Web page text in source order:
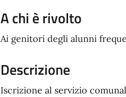
A chi è rivolto
Ai genitori degli alunni
Descrizione
Iscrizione al servizio